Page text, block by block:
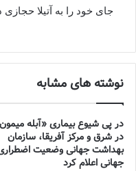
جای خود را به آتیلا حجازی
نوشته های مشابه
در پی شیوع بیماری «آبله
در شرق و مرکز آفریقا، سازمان
بهداشت جهانی وضعیت
جهانی اعلام کرد